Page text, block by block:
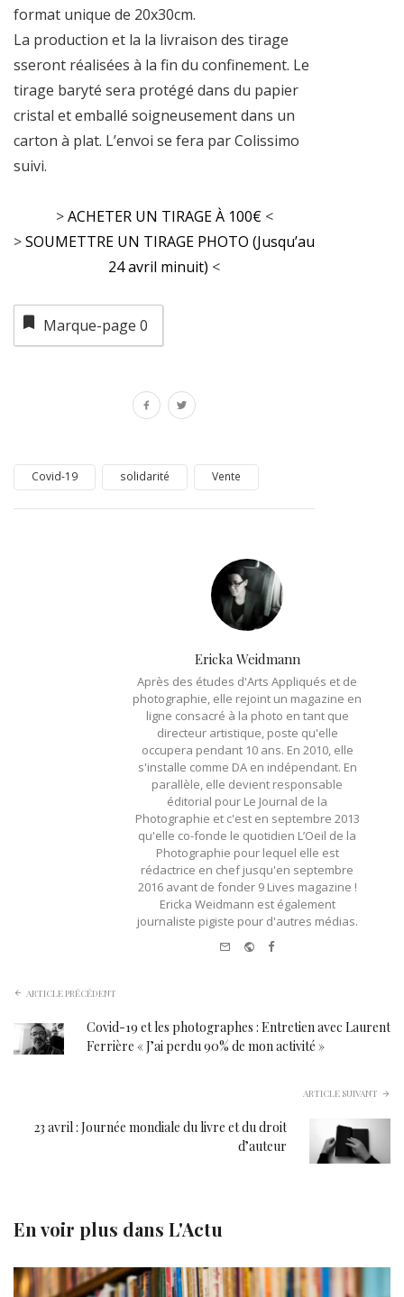
format unique de 20x30cm.
La production et la la livraison des tirage
sseront réalisées à la fin du confinement. Le
tirage baryté sera protégé dans du papier
cristal et emballé soigneusement dans un
carton à plat. L’envoi se fera par Colissimo
suivi.
>ACHETER UN TIRAGE À 100€<
>SOUMETTRE UN TIRAGE PHOTO (Jusqu’au
24 avril minuit) <
Marque-page 0
Covid-19 solidarité Vente
Ericka Weidmann
Après des études d'Arts Appliqués et de
photographie, elle rejoint un magazine en
ligne consacré à la photo en tant que
directeur artistique, poste qu'elle
occupera pendant 10 ans. En 2010, elle
s'installe comme DA en indépendant. En
parallèle, elle devient responsable
éditorial pour Le Journal de la
Photographie et c'est en septembre 2013
qu'elle co-fonde le quotidien L’Oeil de la
Photographie pour lequel elle est
rédactrice en chef jusqu'en septembre
2016 avant de fonder 9 Lives magazine !
Ericka Weidmann est également
journaliste pigiste pour d'autres médias.
Website
Facebook
ARTICLE PRÉCÉDENT
Covid-19 et les photographes : Entretien avec Laurent
Ferrière « J’ai perdu 90% de mon activité »
ARTICLE SUIVANT
23 avril : Journée mondiale du livre et du droit
d’auteur
En voir plus dans L'Actu